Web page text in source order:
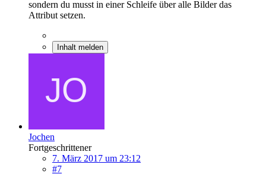
sondern du musst in einer Schleife über alle Bilder das
Attribut setzen.
Inhalt melden
Jochen
Fortgeschrittener
7. März 2017 um 23:12
#7